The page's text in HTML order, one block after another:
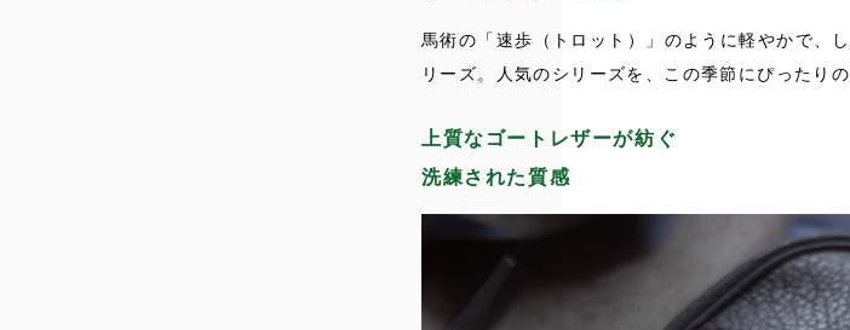
馬術の「速歩（トロット）」のように軽やかで、
リーズ。人気のシリーズを、この季節にぴったり
上質なゴートレザーが紡ぐ
洗練された質感